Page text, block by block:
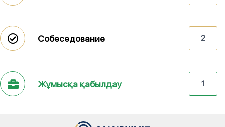
Собеседование 2
Жұмысқа қабылдау 1